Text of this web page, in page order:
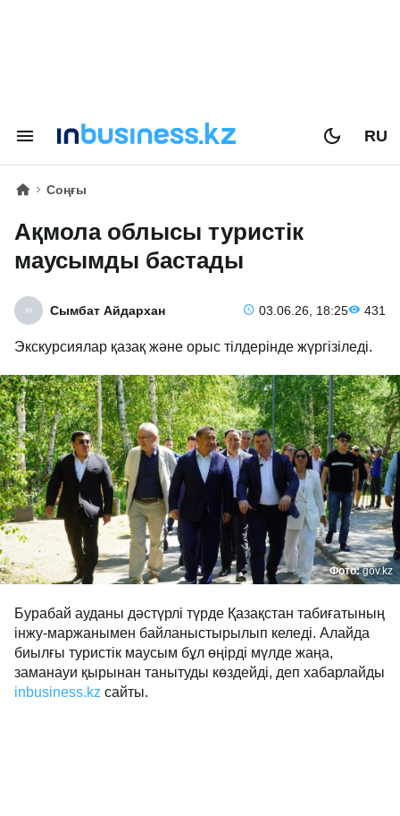
RU
Соңғы
Ақмола облысы туристік
маусымды бастады
Сымбат Айдархан 03.06.26, 18:25 431
Экскурсиялар қазақ және орыс тілдерінде жүргізіледі.
Фото:gov.kz
Бурабай ауданы дәстүрлі түрде Қазақстан табиғатының
інжу-маржанымен байланыстырылып келеді. Алайда
биылғы туристік маусым бұл өңірді мүлде жаңа,
заманауи қырынан танытуды көздейді, деп хабарлайды
inbusiness.kz сайты.